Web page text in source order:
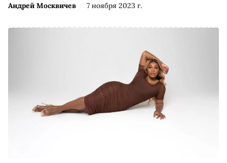
Андрей Москвичев 7 ноября 2023 г.